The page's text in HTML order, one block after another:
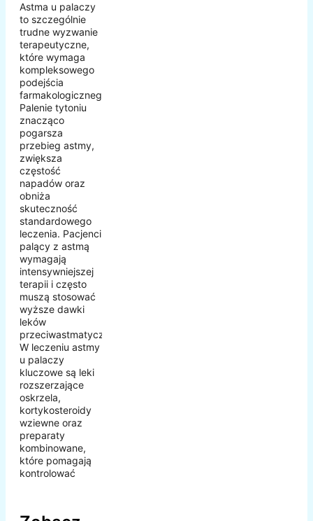
Astma u palaczy
to szczególnie
trudne wyzwanie
terapeutyczne,
które wymaga
kompleksowego
podejścia
farmakologicznego.
Palenie tytoniu
znacząco
pogarsza
przebieg astmy,
zwiększa
częstość
napadów oraz
obniża
skuteczność
standardowego
leczenia. Pacjenci
palący z astmą
wymagają
intensywniejszej
terapii i często
muszą stosować
wyższe dawki
leków
przeciwastmatycznych.
W leczeniu astmy
u palaczy
kluczowe są leki
rozszerzające
oskrzela,
kortykosteroidy
wziewne oraz
preparaty
kombinowane,
które pomagają
kontrolować